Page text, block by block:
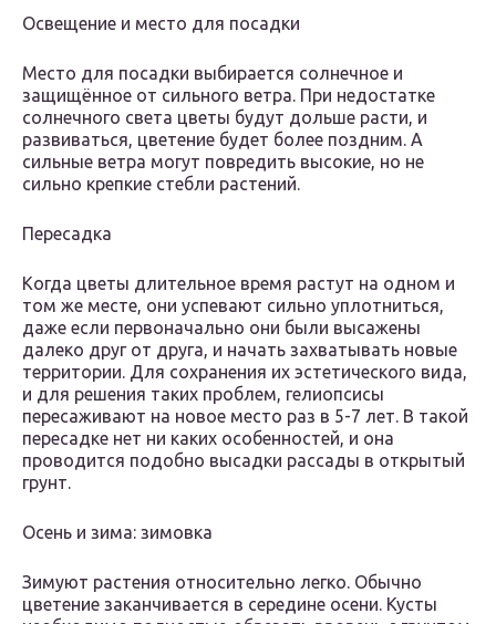
Освещение и место для посадки
Место для посадки выбирается солнечное и
защищённое от сильного ветра. При недостатке
солнечного света цветы будут дольше расти, и
развиваться, цветение будет более поздним. А
сильные ветра могут повредить высокие, но не
сильно крепкие стебли растений.
Пересадка
Когда цветы длительное время растут на одном и
том же месте, они успевают сильно уплотниться,
даже если первоначально они были высажены
далеко друг от друга, и начать захватывать новые
территории. Для сохранения их эстетического вида,
и для решения таких проблем, гелиопсисы
пересаживают на новое место раз в 5-7 лет. В такой
пересадке нет ни каких особенностей, и она
проводится подобно высадки рассады в открытый
грунт.
Осень и зима: зимовка
Зимуют растения относительно легко. Обычно
цветение заканчивается в середине осени. Кусты